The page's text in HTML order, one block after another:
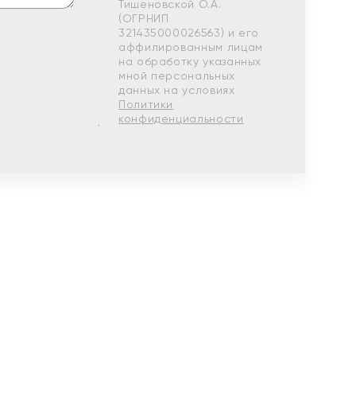
Тишеновской О.А.
(ОГРНИП
321435000026563) и его
аффилированным лицам
на обработку указанных
мной персональных
данных на условиях
Политики
конфиденциальности